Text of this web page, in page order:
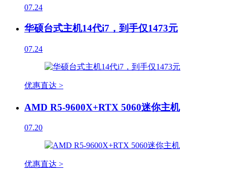
07.24
华硕台式主机14代i7，到手仅1473元
07.24
优惠直达 >
AMD R5-9600X+RTX 5060迷你主机
07.20
优惠直达 >